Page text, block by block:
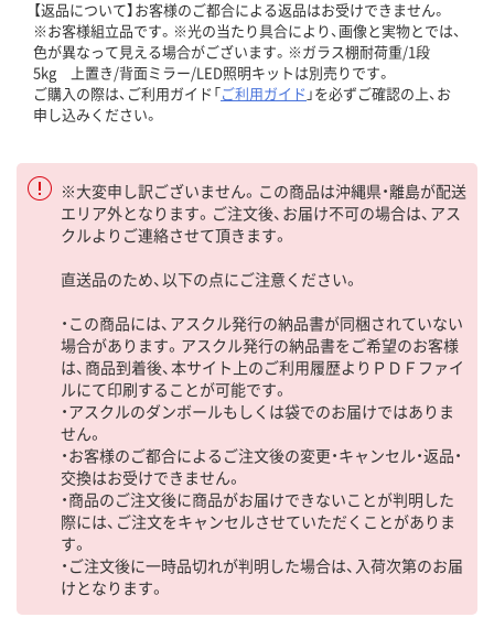
【返品について】お客様のご都合による返品はお受けできません。
※お客様組立品です。※光の当たり具合により、画像と実物とでは、
色が異なって見える場合がございます。※ガラス棚耐荷重/1段
5kg 上置き/背面ミラー/LED照明キットは別売りです。
ご購入の際は、ご利用ガイド「ご利用ガイド 」を必ずご確認の上、お
申し込みください。
※大変申し訳ございません。この商品は沖縄県・離島が配送
エリア外となります。ご注文後、お届け不可の場合は、アス
クルよりご連絡させて頂きます。
直送品のため、以下の点にご注意ください。
・この商品には、アスクル発行の納品書が同梱されていない
場合があります。アスクル発行の納品書をご希望のお客様
は、商品到着後、本サイト上のご利用履歴よりＰＤＦファイ
ルにて印刷することが可能です。
・アスクルのダンボールもしくは袋でのお届けではありま
せん。
・お客様のご都合によるご注文後の変更・キャンセル・返品・
交換はお受けできません。
・商品のご注文後に商品がお届けできないことが判明した
際には、ご注文をキャンセルさせていただくことがありま
す。
・ご注文後に一時品切れが判明した場合は、入荷次第のお届
けとなります。